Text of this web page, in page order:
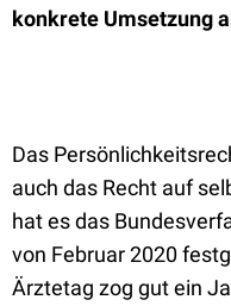
konkrete Umsetzung
Das
auch das Recht auf
hat es das
von Februar 2020
Ärztetag zog gut ein